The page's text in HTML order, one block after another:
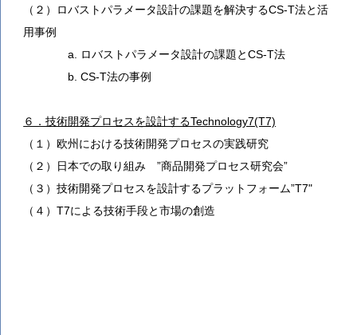
（２）ロバストパラメータ設計の課題を解決するCS-T法と活
用事例
a. ロバストパラメータ設計の課題とCS-T法
b. CS-T法の事例
６．技術開発プロセスを設計するTechnology7(T7)
（１）欧州における技術開発プロセスの実践研究
（２）日本での取り組み ”商品開発プロセス研究会”
（３）技術開発プロセスを設計するプラットフォーム”T7"
（４）T7による技術手段と市場の創造